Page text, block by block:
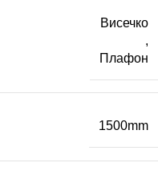
Висечко
,
Плафон
1500mm